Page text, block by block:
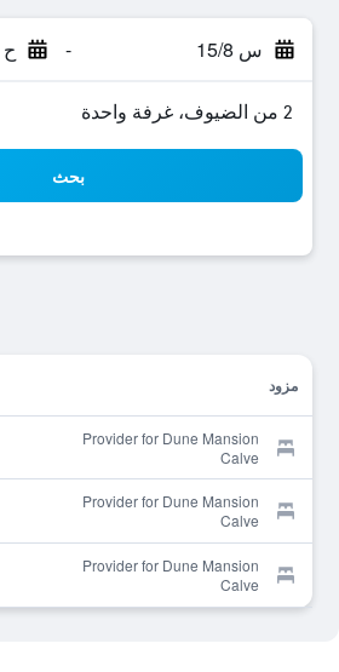
س 15/8 - ح 16/8
2 من الضيوف، غرفة واحدة
بحث
مزود
Provider for Dune Mansion
Calve
Provider for Dune Mansion
Calve
Provider for Dune Mansion
Calve